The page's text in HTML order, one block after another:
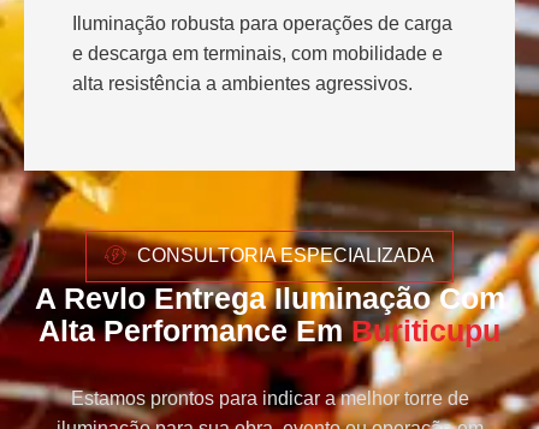
Iluminação robusta para operações de carga
e descarga em terminais, com mobilidade e
alta resistência a ambientes agressivos.
CONSULTORIA ESPECIALIZADA
A Revlo Entrega Iluminação Com
Alta Performance EmBuriticupu
Estamos prontos para indicar a melhor torre de